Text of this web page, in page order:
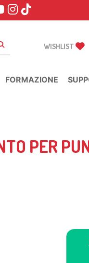
WISHLIST
FORMAZIONE
PER